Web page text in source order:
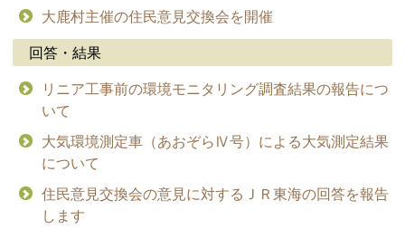
大鹿村主催の住民意見交換会を開催
回答・結果
リニア工事前の環境モニタリング調査結果の報告につ
いて
大気環境測定車（あおぞらⅣ号）による大気測定結果
について
住民意見交換会の意見に対するＪＲ東海の回答を報告
します